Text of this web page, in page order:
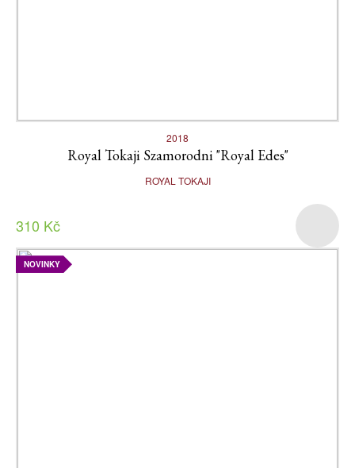
2018
Royal Tokaji Szamorodni "Royal Edes"
ROYAL TOKAJI
310 Kč
NOVINKY